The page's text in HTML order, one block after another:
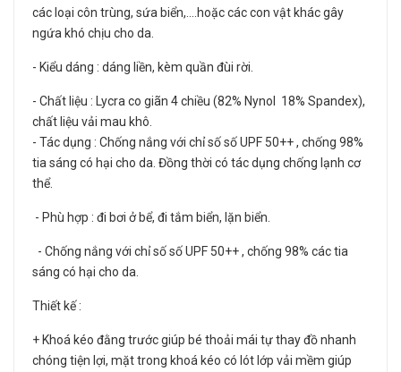
các loại côn trùng, sứa biển,....hoặc các con vật khác gây
ngứa khó chịu cho da.
- Kiểu dáng : dáng liền, kèm quần đùi rời.
- Chất liệu : Lycra co giãn 4 chiều (82% Nynol 18% Spandex),
chất liệu vải mau khô.
- Tác dụng : Chống nắng với chỉ số số UPF 50++ , chống 98%
tia sáng có hại cho da. Đồng thời có tác dụng chống lạnh cơ
thể.
- Phù hợp : đi bơi ở bể, đi tắm biển, lặn biển.
- Chống nắng với chỉ số số UPF 50++ , chống 98% các tia
sáng có hại cho da.
Thiết kế :
+ Khoá kéo đằng trước giúp bé thoải mái tự thay đồ nhanh
chóng tiện lợi, mặt trong khoá kéo có lót lớp vải mềm giúp